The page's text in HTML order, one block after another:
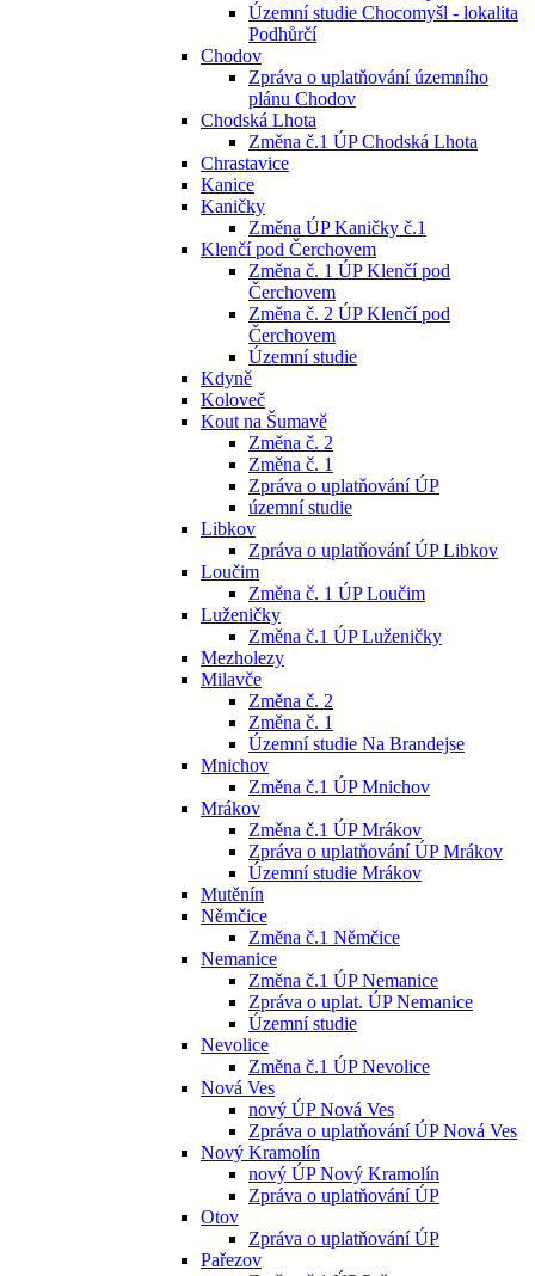
Územní studie Chocomyšl - lokalita
Podhůrčí
Chodov
Zpráva o uplatňování územního
plánu Chodov
Chodská Lhota
Změna č.1 ÚP Chodská Lhota
Chrastavice
Kanice
Kaničky
Změna ÚP Kaničky č.1
Klenčí pod Čerchovem
Změna č. 1 ÚP Klenčí pod
Čerchovem
Změna č. 2 ÚP Klenčí pod
Čerchovem
Územní studie
Kdyně
Koloveč
Kout na Šumavě
Změna č. 2
Změna č. 1
Zpráva o uplatňování ÚP
územní studie
Libkov
Zpráva o uplatňování ÚP Libkov
Loučim
Změna č. 1 ÚP Loučim
Luženičky
Změna č.1 ÚP Luženičky
Mezholezy
Milavče
Změna č. 2
Změna č. 1
Územní studie Na Brandejse
Mnichov
Změna č.1 ÚP Mnichov
Mrákov
Změna č.1 ÚP Mrákov
Zpráva o uplatňování ÚP Mrákov
Územní studie Mrákov
Mutěnín
Němčice
Změna č.1 Němčice
Nemanice
Změna č.1 ÚP Nemanice
Zpráva o uplat. ÚP Nemanice
Územní studie
Nevolice
Změna č.1 ÚP Nevolice
Nová Ves
nový ÚP Nová Ves
Zpráva o uplatňování ÚP Nová Ves
Nový Kramolín
nový ÚP Nový Kramolín
Zpráva o uplatňování ÚP
Otov
Zpráva o uplatňování ÚP
Pařezov